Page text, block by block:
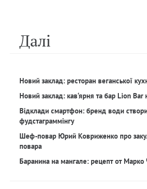
Далi
Новий заклад: ресторан веганської
Новий заклад: кав‘ярня та бар Lion Bar
Відклади смартфон: бренд води
фудстаграммінгу
Шеф-повар Юрий Ковриженко про
повара
Баранина на мангале: рецепт от Марко